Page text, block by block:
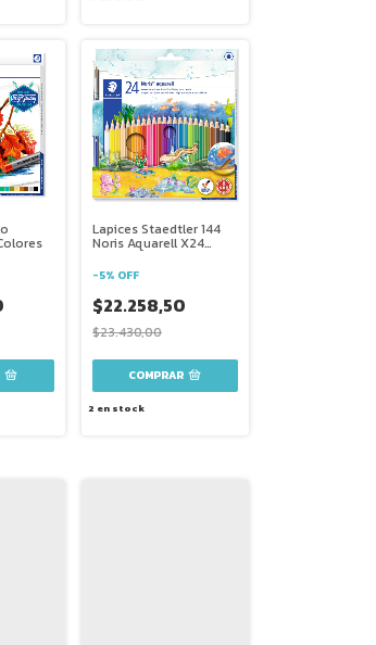
Lapices Staedtler 144
Noris Aquarell X24
Colores + Pincel
-5% OFF
$22.258,50
$23.430,00
2 en stock